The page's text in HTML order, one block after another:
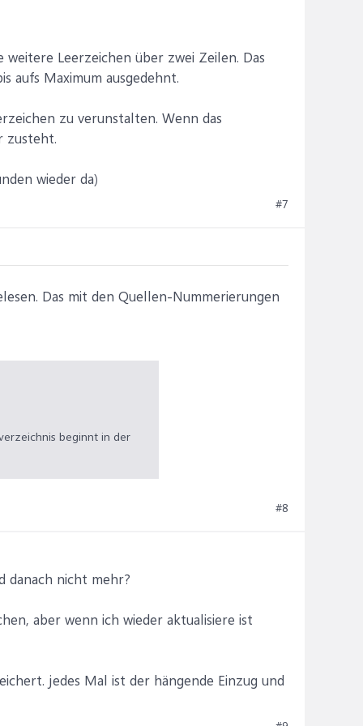
weitere Leerzeichen über zwei Zeilen. Das
aufs Maximum ausgedehnt.
zu verunstalten. Wenn das
zusteht.
wieder da)
#7
Das mit den Quellen-Nummerierungen
beginnt in der
#8
danach nicht mehr?
aber wenn ich wieder aktualisiere ist
jedes Mal ist der hängende Einzug und